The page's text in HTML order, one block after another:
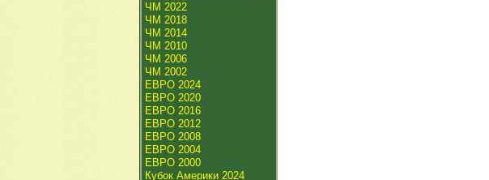
ЧМ 2022
ЧМ 2018
ЧМ 2014
ЧМ 2010
ЧМ 2006
ЧМ 2002
ЕВРО 2024
ЕВРО 2020
ЕВРО 2016
ЕВРО 2012
ЕВРО 2008
ЕВРО 2004
ЕВРО 2000
Кубок Америки 2024